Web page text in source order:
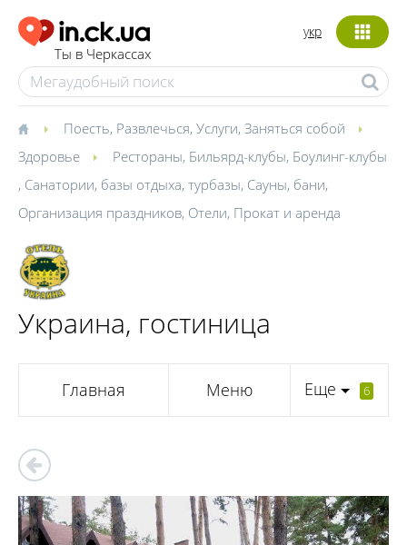
Ты в Черкассах
укр
Поесть, Развлечься, Услуги, Заняться собой
Здоровье
Рестораны, Бильярд-клубы, Боулинг-клубы
, Санатории, базы отдыха, турбазы, Сауны, бани,
Организация праздников, Отели, Прокат и аренда
Украина, гостиница
Главная Меню Еще 6